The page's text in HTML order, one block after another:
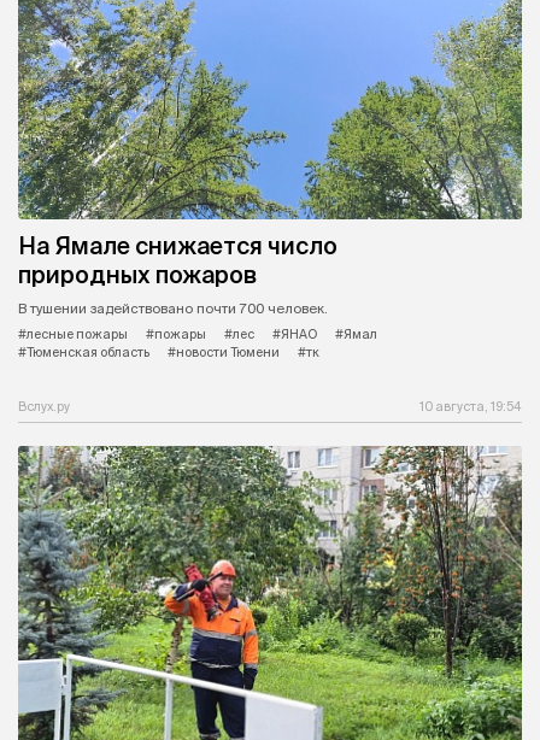
На Ямале снижается число
природных пожаров
В тушении задействовано почти 700 человек.
#лесные пожары
#пожары #лес #ЯНАО
#Ямал
#Тюменская область
#новости Тюмени #тк
Вслух.ру 10 августа, 19:54